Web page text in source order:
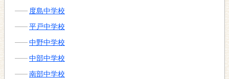
度島中学校
平戸中学校
中野中学校
中部中学校
南部中学校